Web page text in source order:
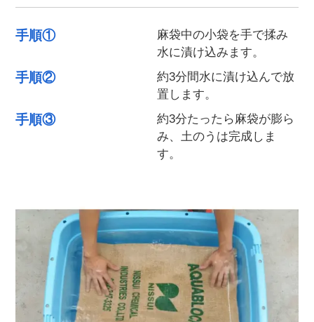
手順①
麻袋中の小袋を手で揉み
水に漬け込みます。
手順②
約3分間水に漬け込んで放
置します。
手順③
約3分たったら麻袋が膨ら
み、土のうは完成しま
す。